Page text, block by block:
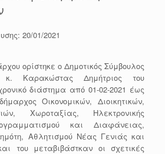
20/01/2021
ορίστηκε ο Δημοτικός Σύμβουλος
κ. Καρακώστας Δημήτριος του
διάστημα από 01-02-2021 έως
Οικονομικών, Διοικητικών,
Χωροταξίας, Ηλεκτρονικής
και Διαφάνειας,
Αθλητισμού Νέας Γενιάς και
του μεταβιβάστκαν οι σχετικές